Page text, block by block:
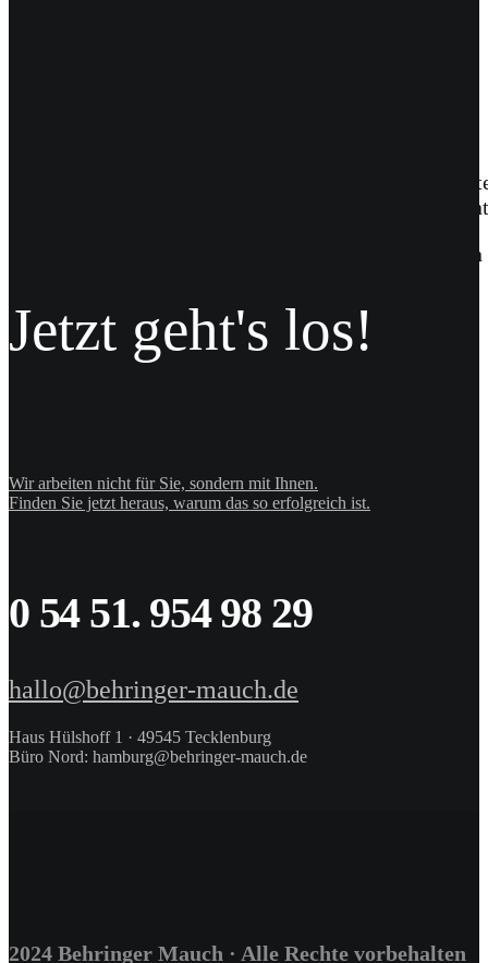
Sternstunden für Oldtimer-Lovers ist der neue
vom stilvollen Hochzeitsauftritt über besondere
Im Logo sollten bereits die ersten drei Fahrzeuge
Jetzt geht's los!
Wir arbeiten nicht für Sie, sondern mit Ihnen.
Finden Sie jetzt heraus, warum das so erfolgreich ist.
0 54 51. 954 98 29
hallo@behringer-mauch.de
Haus Hülshoff 1 · 49545 Tecklenburg
Büro Nord: hamburg@behringer-mauch.de
2024 Behringer Mauch · Alle Rechte vorbehalten